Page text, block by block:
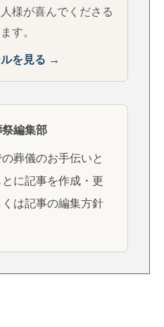
様が喜んでくださる
す。
を見る →
編集部
葬儀のお手伝いと
に記事を作成・更
は記事の編集方針